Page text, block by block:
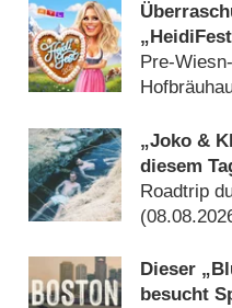
Pre-
„Joko &
diesem
Sendung
Roadtrip
Dieser
besucht